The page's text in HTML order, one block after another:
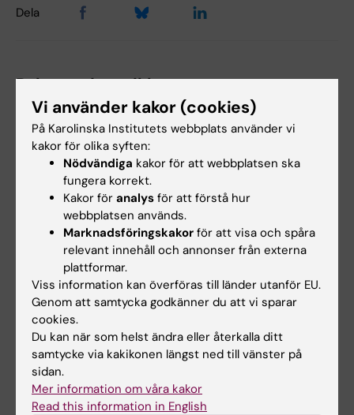
Dela
Relaterade artiklar
2 aug 2026
Rekordmånga firade
lika villkor med KI i
Prideparaden
Sensommarsolen värmde över
Stockholm när Karolinska
Institutet deltog i…
28 jul 2026
KI-forskare bakom
lyfter utmaningar
med hiv
aidskonferensen (AIDS 2026)
öppnar i Rio de…
Vi använder kakor (cookies)
På Karolinska Institutets webbplats använder vi
kakor för olika syften:
Nödvändiga kakor för att webbplatsen ska
fungera korrekt.
Kakor för analys för att förstå hur
webbplatsen används.
Marknadsföringskakor för att visa och spåra
relevant innehåll och annonser från externa
plattformar.
Viss information kan överföras till länder utanför EU.
Genom att samtycka godkänner du att vi sparar
cookies.
Du kan när som helst ändra eller återkalla ditt
samtycke via kakikonen längst ned till vänster på
sidan.
Mer information om våra kakor
Read this information in English